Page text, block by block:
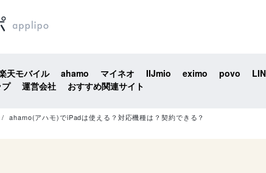
天モバイル ahamo マイネオ IIJmio eximo povo
運営会社 おすすめ関連サイト
ahamo(アハモ)でiPadは使える？対応機種は？契約できる？